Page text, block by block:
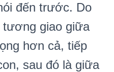
đến trước. Do
tương giao giữa
hơn cả, tiếp
sau đó là giữa